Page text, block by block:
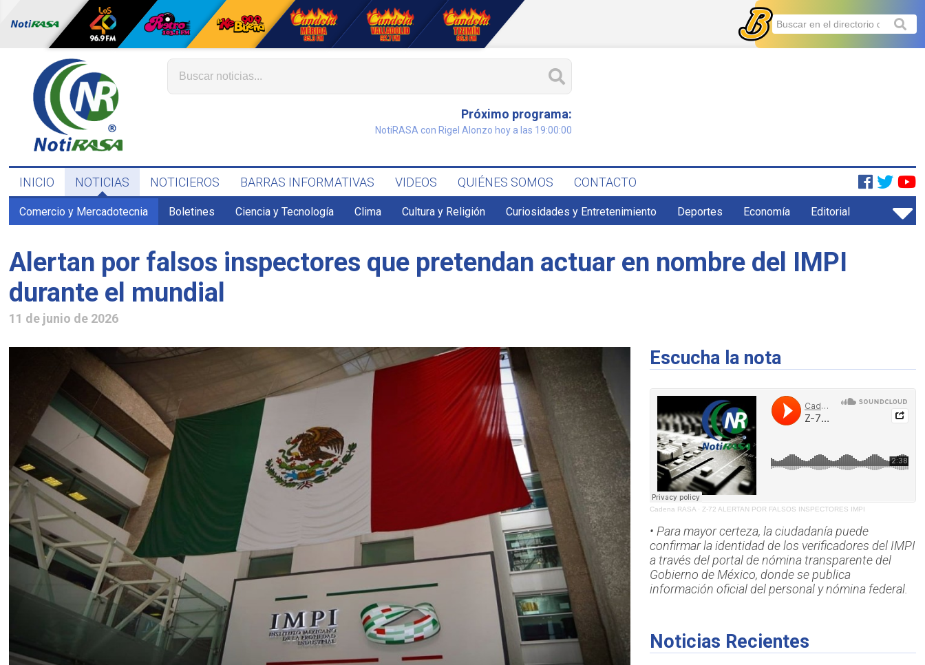
Próximo programa:
NotiRASA con Rigel Alonzo hoy a las 19:00:00
INICIO NOTICIAS NOTICIEROS BARRAS INFORMATIVAS VIDEOS QUIÉNES SOMOS CONTACTO
Comercio y Mercadotecnia Boletines Ciencia y Tecnología Clima Cultura y Religión Curiosidades y Entretenimiento Deportes Economía Editorial
Alertan por falsos inspectores que pretendan actuar en nombre del IMPI
durante el mundial
11 de junio de 2026
Escucha la nota
Cadena RASA· Z-72 ALERTAN POR FALSOS INSPECTORES IMPI
• Para mayor certeza, la ciudadanía puede
confirmar la identidad de los verificadores del IMPI
a través del portal de nómina transparente del
Gobierno de México, donde se publica
información oficial del personal y nómina federal.
Noticias Recientes